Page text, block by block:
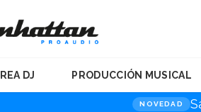
NOVEDAD
DJ PRODUCCIÓN MUSICAL